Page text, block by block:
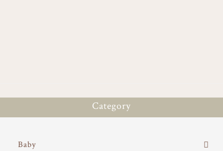
Category
Baby